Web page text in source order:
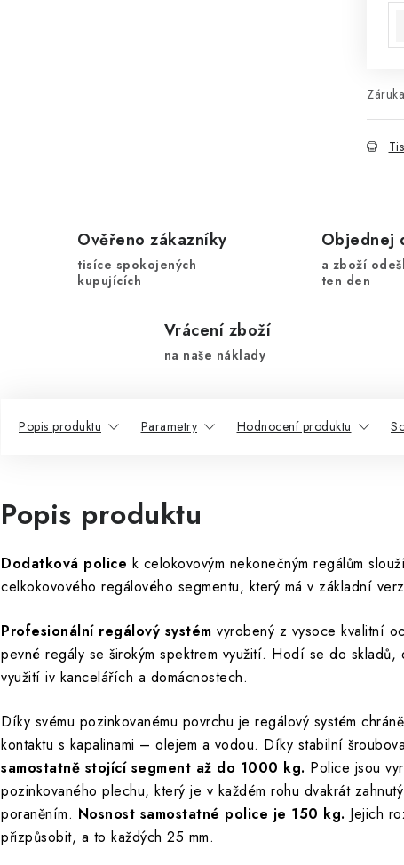
Záruka
Ověřeno zákazníky
tisíce spokojených
kupujících
Objednej
a zboží
ten den
Vrácení zboží
na naše náklady
Popis produktu Parametry Hodnocení produktu
Popis produktu
Dodatková police k celokovovým nekonečným regálům
celkokovového regálového segmentu, který má v základní
Profesionální regálový systém vyrobený z vysoce kvalitní
pevné regály se širokým spektrem využití. Hodí se do
využití iv kancelářích a domácnostech.
Díky svému pozinkovanému povrchu je regálový systém
kontaktu s kapalinami – olejem a vodou. Díky stabilní
samostatně stojící segment až do 1000 kg. Police jsou
pozinkovaného plechu, který je v každém rohu dvakrát
poraněním. Nosnost samostatné police je 150 kg. Jejich
přizpůsobit, a to každých 25 mm.